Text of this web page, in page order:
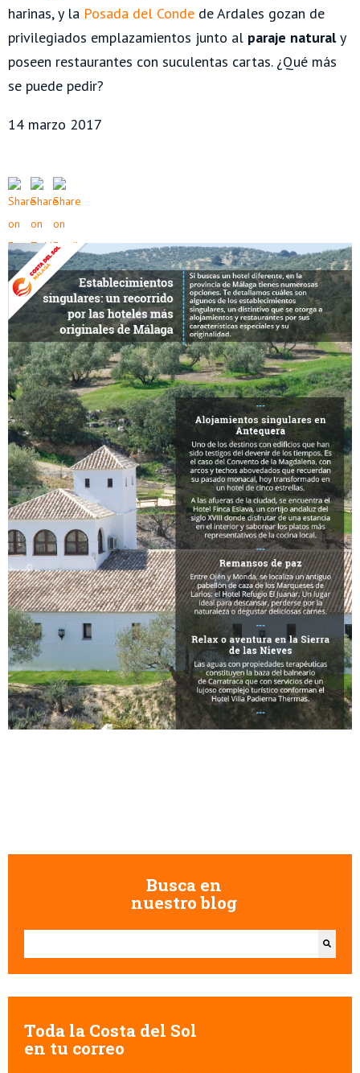
harinas, y la Posada del Conde de Ardales gozan de
privilegiados emplazamientos junto al paraje naturaly
poseen restaurantes con suculentas cartas. ¿Qué más
se puede pedir?
14 marzo 2017
Busca en
nuestro blog
Esto es un campo de búsqueda con una función de texto predictivo.
Toda la Costa del Sol
en tu correo